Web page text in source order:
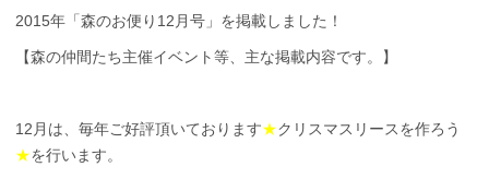
2015年「森のお便り12月号」を掲載しました！
【森の仲間たち主催イベント等、主な掲載内容です。】
12月は、毎年ご好評頂いております★クリスマスリースを作ろう
★を行います。